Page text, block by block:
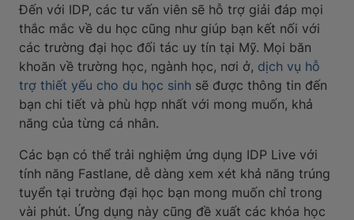
Đến với IDP, các tư vấn viên sẽ hỗ trợ giải đáp mọi
thắc mắc về du học cũng như giúp bạn kết nối với
các trường đại học đối tác uy tín tại Mỹ. Mọi băn
khoăn về trường học, ngành học, nơi ở, dịch vụ hỗ
trợ thiết yếu cho du học sinh sẽ được thông tin đến
bạn chi tiết và phù hợp nhất với mong muốn, khả
năng của từng cá nhân.
Các bạn có thể trải nghiệm ứng dụng IDP Live với
tính năng Fastlane, dễ dàng xem xét khả năng trúng
tuyển tại trường đại học bạn mong muốn chỉ trong
vài phút. Ứng dụng này cũng đề xuất các khóa học